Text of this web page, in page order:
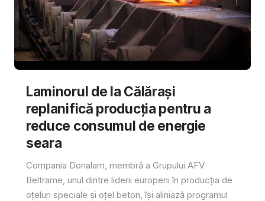
Laminorul de la Călărași
replanifică producția pentru a
reduce consumul de energie
seara
Compania Donalam, membră a Grupului AFV
Beltrame, unul dintre liderii europeni în producția de
oțeluri speciale și oțel beton, își aliniază programul